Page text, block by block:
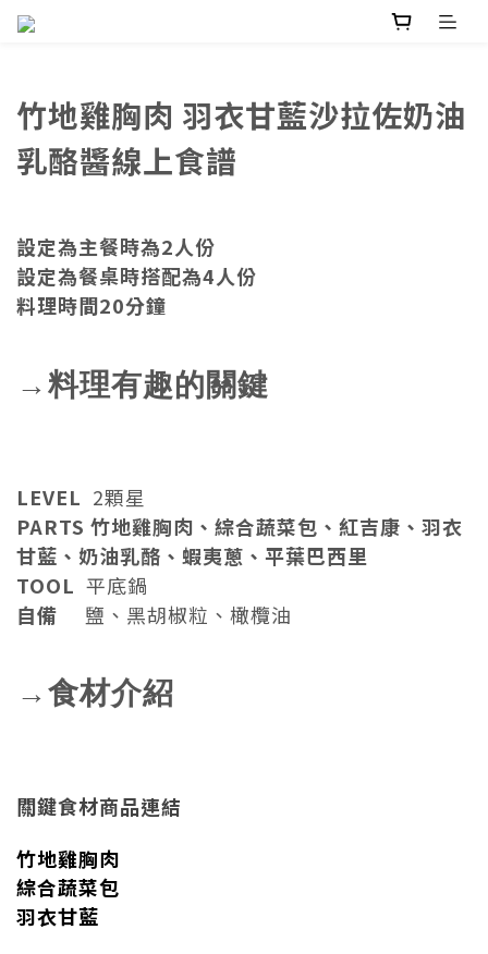
竹地雞胸肉 羽衣甘藍沙拉佐奶油
乳酪醬線上食譜
設定為主餐時為2人份
設定為餐桌時搭配為4人份
料理時間20分鐘
→料理有趣的關鍵
LEVEL 2顆星
PARTS 竹地雞胸肉、綜合蔬菜包、紅吉康、羽衣
甘藍、奶油乳酪、蝦夷蔥、平葉巴西里
TOOL 平底鍋
自備 鹽、黑胡椒粒、橄欖油
→食材介紹
關鍵食材商品連結
竹地雞胸肉
綜合蔬菜包
羽衣甘藍